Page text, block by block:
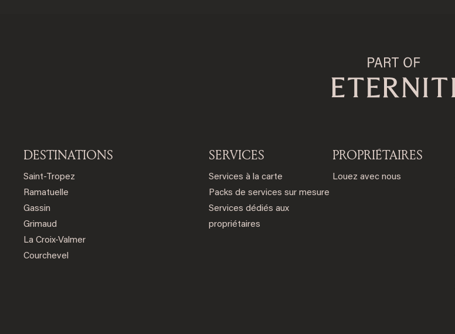
DESTINATIONS
Saint-Tropez
Ramatuelle
Gassin
Grimaud
La Croix-Valmer
Courchevel
SERVICES
Services à la carte
Packs de services sur mesure
Services dédiés aux
propriétaires
PROPRIÉTAIRES
Louez avec nous